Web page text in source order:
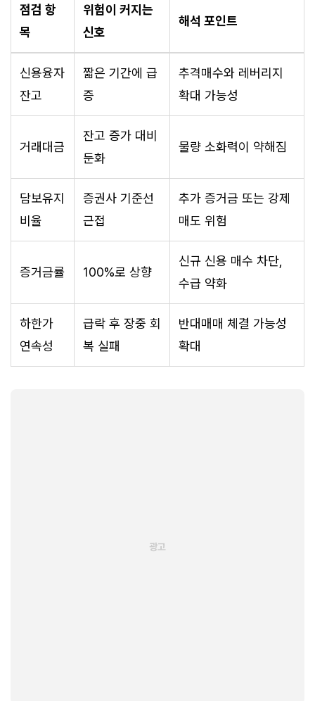
점검 항
목
위험이 커지는
신호
해석 포인트
신용융자
잔고
짧은 기간에 급
증
추격매수와 레버리지
확대 가능성
거래대금
잔고 증가 대비
둔화
물량 소화력이 약해짐
담보유지
비율
증권사 기준선
근접
추가 증거금 또는 강제
매도 위험
증거금률 100%로 상향
신규 신용 매수 차단,
수급 약화
하한가
연속성
급락 후 장중 회
복 실패
반대매매 체결 가능성
확대